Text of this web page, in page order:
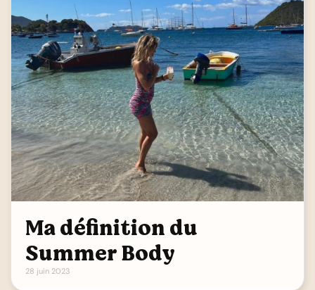
Ma définition du
Summer Body
28 juin 2023